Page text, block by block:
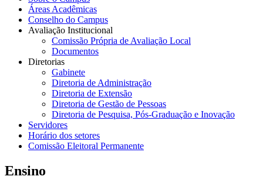
Áreas Acadêmicas
Conselho do Campus
Avaliação Institucional
Comissão Própria de Avaliação Local
Documentos
Diretorias
Gabinete
Diretoria de Administração
Diretoria de Extensão
Diretoria de Gestão de Pessoas
Diretoria de Pesquisa, Pós-Graduação e Inovação
Servidores
Horário dos setores
Comissão Eleitoral Permanente
Ensino